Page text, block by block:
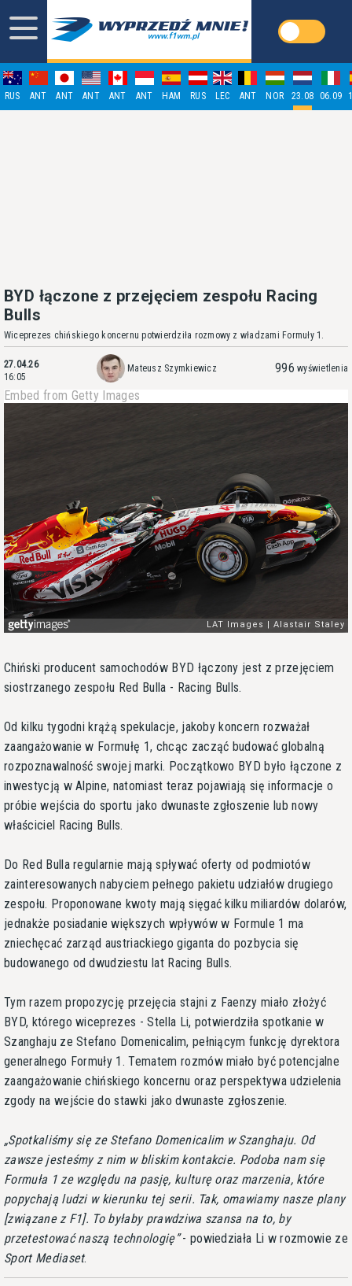
RUS ANT ANT ANT ANT ANT HAM RUS LEC ANT NOR 23.08 06.09
BYD łączone z przejęciem zespołu Racing
Bulls
Wiceprezes chińskiego koncernu potwierdziła rozmowy z władzami Formuły 1.
27.04.26
16:05
Mateusz Szymkiewicz 996 wyświetlenia
Embed from Getty Images
Chiński producent samochodów BYD łączony jest z przejęciem
siostrzanego zespołu Red Bulla - Racing Bulls.
Od kilku tygodni krążą spekulacje, jakoby koncern rozważał
zaangażowanie w Formułę 1, chcąc zacząć budować globalną
rozpoznawalność swojej marki. Początkowo BYD było łączone z
inwestycją w Alpine, natomiast teraz pojawiają się informacje o
próbie wejścia do sportu jako dwunaste zgłoszenie lub nowy
właściciel Racing Bulls.
Do Red Bulla regularnie mają spływać oferty od podmiotów
zainteresowanych nabyciem pełnego pakietu udziałów drugiego
zespołu. Proponowane kwoty mają sięgać kilku miliardów dolarów,
jednakże posiadanie większych wpływów w Formule 1 ma
zniechęcać zarząd austriackiego giganta do pozbycia się
budowanego od dwudziestu lat Racing Bulls.
Tym razem propozycję przejęcia stajni z Faenzy miało złożyć
BYD, którego wiceprezes - Stella Li, potwierdziła spotkanie w
Szanghaju ze Stefano Domenicalim, pełniącym funkcję dyrektora
generalnego Formuły 1. Tematem rozmów miało być potencjalne
zaangażowanie chińskiego koncernu oraz perspektywa udzielenia
zgody na wejście do stawki jako dwunaste zgłoszenie.
Spotkaliśmy się ze Stefano Domenicalim w Szanghaju. Od
zawsze jesteśmy z nim w bliskim kontakcie. Podoba nam się
Formuła 1 ze względu na pasję, kulturę oraz marzenia, które
popychają ludzi w kierunku tej serii. Tak, omawiamy nasze plany
[związane z F1]. To byłaby prawdziwa szansa na to, by
przetestować naszą technologię - powiedziała Li w rozmowie ze
Sport Mediaset.